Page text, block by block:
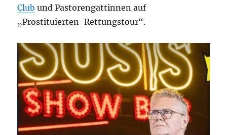
Club und Pastorengattinnen auf
„Prostituierten-Rettungstour“.